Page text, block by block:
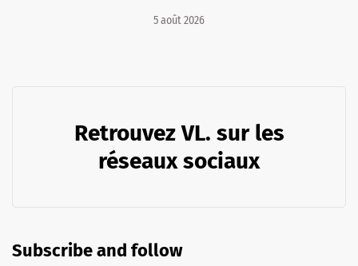
5 août 2026
Retrouvez VL. sur les
réseaux sociaux
Subscribe and follow